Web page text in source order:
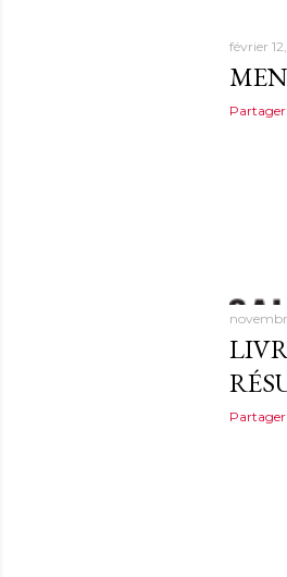
février
Partager
Partager